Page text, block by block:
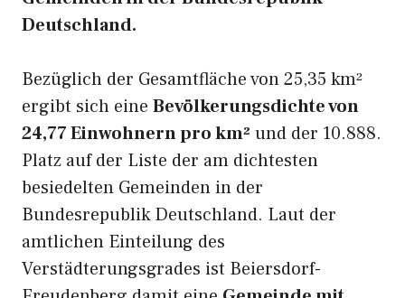
Deutschland.
Bezüglich der Gesamtfläche von 25,35 km²
ergibt sich eine Bevölkerungsdichte von
24,77 Einwohnern pro km² und der 10.888.
Platz auf der Liste der am dichtesten
besiedelten Gemeinden in der
Bundesrepublik Deutschland. Laut der
amtlichen Einteilung des
Verstädterungsgrades ist Beiersdorf-